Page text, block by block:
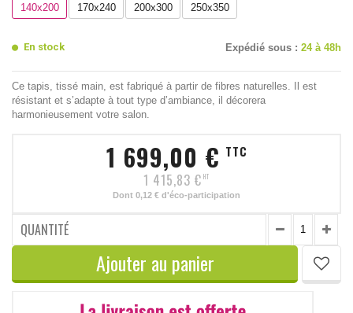
140x200 170x240 200x300 250x350
En stock Expédié sous : 24 à 48h
Ce tapis, tissé main, est fabriqué à partir de fibres naturelles. Il est
résistant et s’adapte à tout type d’ambiance, il décorera
harmonieusement votre salon.
1 699,00 € TTC
1 415,83 € HT
Dont 0,12 € d'éco-participation
QUANTITÉ
Ajouter au panier